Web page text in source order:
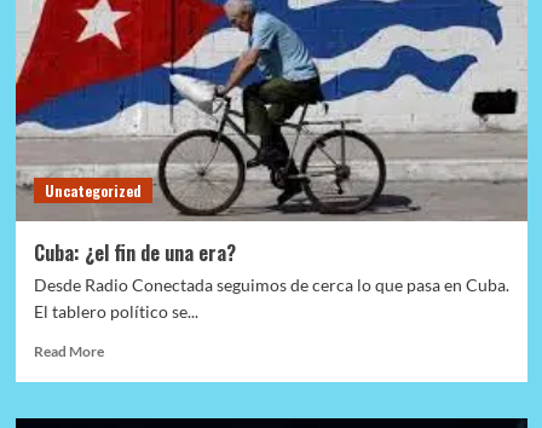
Uncategorized
Cuba: ¿el fin de una era?
Desde Radio Conectada seguimos de cerca lo que pasa en Cuba.
El tablero político se...
Read MoreRead
Cuba: